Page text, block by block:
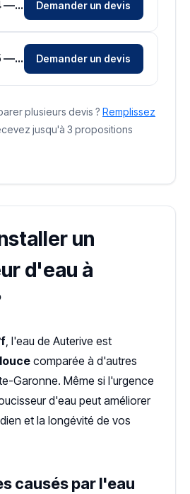
Installateur #4 — Zone Haute-Garonne Demander un devis
Installateur #5 — Zone Haute-Garonne Demander un devis
plusieurs devis ? Remplissez
jusqu'à 3 propositions
un
d'eau à
, l'eau de Auterive est
comparée à d'autres
Garonne. Même si l'urgence
d'eau peut améliorer
et la longévité de vos
causés par l'eau